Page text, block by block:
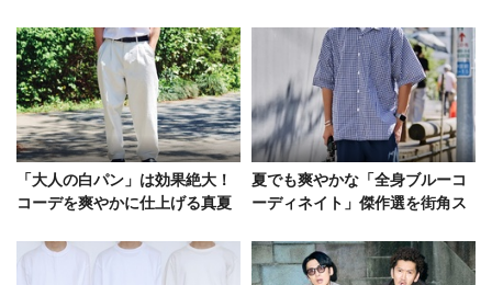
「大人の白パン」は効果絶大！
コーデを爽やかに仕上げる真夏
夏でも爽やかな「全身ブルーコ
ーディネイト」傑作選を街角ス